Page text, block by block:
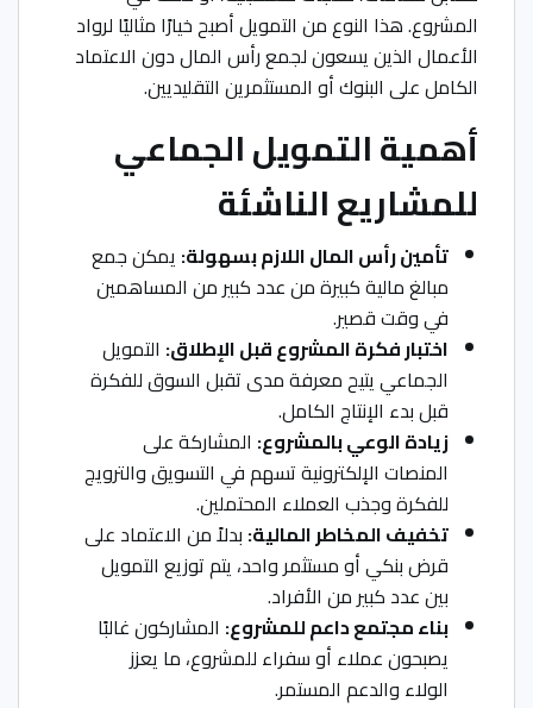
المشروع. هذا النوع من التمويل أصبح خيارًا مثاليًا لرواد
الأعمال الذين يسعون لجمع رأس المال دون الاعتماد
الكامل على البنوك أو المستثمرين التقليديين.
أهمية التمويل الجماعي
للمشاريع الناشئة
تأمين رأس المال اللازم بسهولة:يمكن جمع
مبالغ مالية كبيرة من عدد كبير من المساهمين
في وقت قصير.
اختبار فكرة المشروع قبل الإطلاق:التمويل
الجماعي يتيح معرفة مدى تقبل السوق للفكرة
قبل بدء الإنتاج الكامل.
زيادة الوعي بالمشروع:المشاركة على
المنصات الإلكترونية تسهم في التسويق والترويج
للفكرة وجذب العملاء المحتملين.
تخفيف المخاطر المالية:بدلاً من الاعتماد على
قرض بنكي أو مستثمر واحد، يتم توزيع التمويل
بين عدد كبير من الأفراد.
بناء مجتمع داعم للمشروع:المشاركون غالبًا
يصبحون عملاء أو سفراء للمشروع، ما يعزز
الولاء والدعم المستمر.